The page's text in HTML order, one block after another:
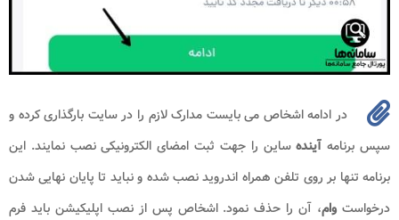
در ادامه اشخاص می بایست مدارک لازم را در سایت بارگذاری کرده و
سپس برنامه آیندهساین را جهت ثبت امضای الکترونیکی نصب نمایند. این
برنامه تنها بر روی تلفن همراه اندروید نصب شده و نباید تا پایان نهایی شدن
درخواست وام، آن را حذف نمود. اشخاص پس از نصب اپلیکیشن باید فرم